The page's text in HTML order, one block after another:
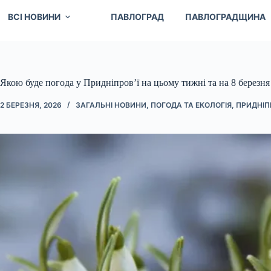
ВСІ НОВИНИ ПАВЛОГРАД ПАВЛОГРАДЩИНА
Якою буде погода у Придніпров’ї на цьому тижні та на 8 березня
2 БЕРЕЗНЯ, 2026 ЗАГАЛЬНІ НОВИНИ, ПОГОДА ТА ЕКОЛОГІЯ,